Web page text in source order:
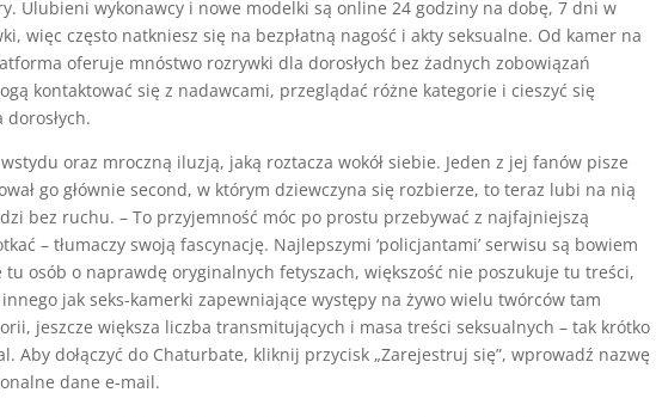
Ulubieni wykonawcy i nowe modelki są online 24 godziny na dobę, 7 dni w
więc często natkniesz się na bezpłatną nagość i akty seksualne. Od kamer na
oferuje mnóstwo rozrywki dla dorosłych bez żadnych zobowiązań
kontaktować się z nadawcami, przeglądać różne kategorie i cieszyć się
oraz mroczną iluzją, jaką roztacza wokół siebie. Jeden z jej fanów pisze
go głównie second, w którym dziewczyna się rozbierze, to teraz lubi na nią
bez ruchu. – To przyjemność móc po prostu przebywać z najfajniejszą
– tłumaczy swoją fascynację. Najlepszymi ‘policjantami’ serwisu są bowiem
osób o naprawdę oryginalnych fetyszach, większość nie poszukuje tu treści,
jak seks-kamerki zapewniające występy na żywo wielu twórców tam
jeszcze większa liczba transmitujących i masa treści seksualnych – tak krótko
Aby dołączyć do Chaturbate, kliknij przycisk „Zarejestruj się”, wprowadź nazwę
dane e-mail.